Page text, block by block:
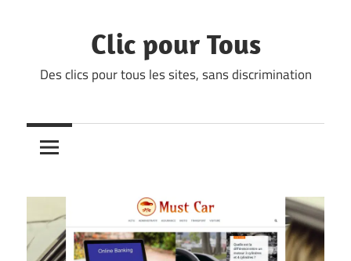
Clic pour Tous
Des clics pour tous les sites, sans discrimination